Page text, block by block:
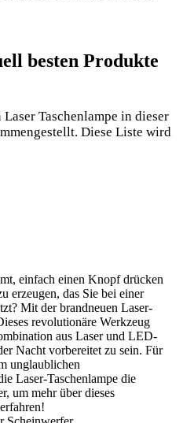
besten Produkte
Taschenlampe in dieser
Diese Liste wird
einfach einen Knopf drücken
erzeugen, das Sie bei einer
Mit der brandneuen‍ Laser-
revolutionäre⁤ Werkzeug
‌aus Laser​ und LED-
Nacht vorbereitet⁤ zu sein.​ Für
unglaublichen
Laser-Taschenlampe‌ die
um ⁤mehr über dieses